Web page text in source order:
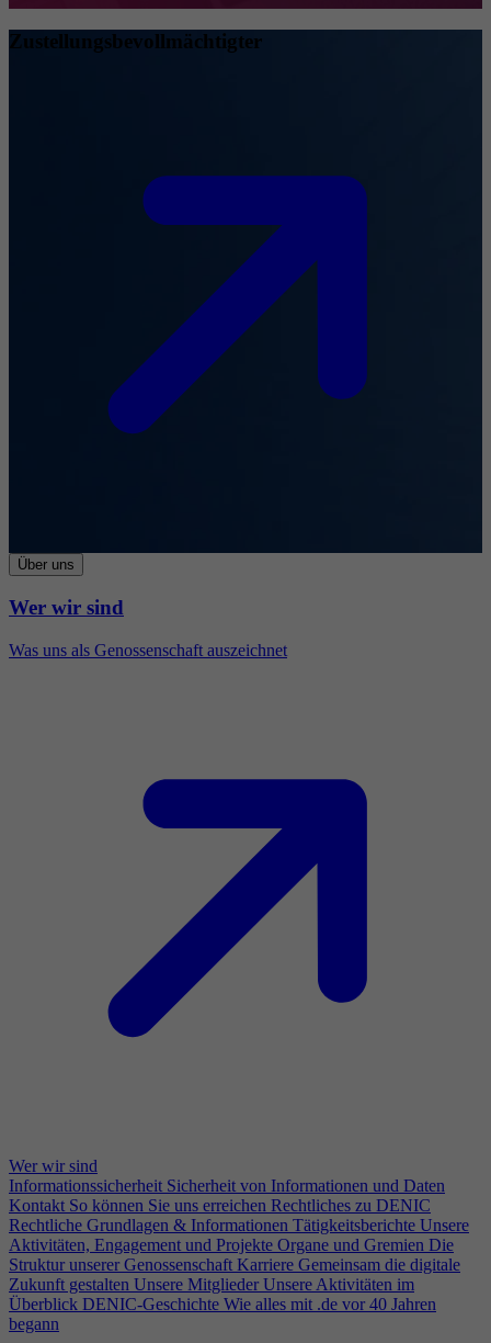
Zustellungsbevollmächtigter
Über uns
Wer wir sind
Was uns als Genossenschaft auszeichnet
Wer wir sind
Informationssicherheit Sicherheit von Informationen und Daten
Kontakt So können Sie uns erreichen Rechtliches zu DENIC
Rechtliche Grundlagen & Informationen Tätigkeitsberichte Unsere
Aktivitäten, Engagement und Projekte Organe und Gremien Die
Struktur unserer Genossenschaft Karriere Gemeinsam die digitale
Zukunft gestalten Unsere Mitglieder Unsere Aktivitäten im
Überblick DENIC-Geschichte Wie alles mit .de vor 40 Jahren
begann